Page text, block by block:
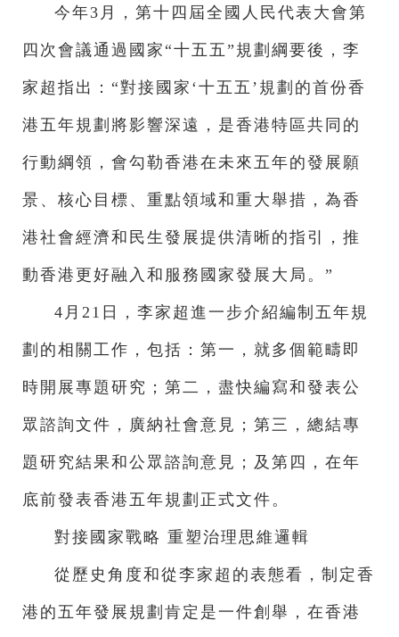
今年3月，第十四屆全國人民代表大會第
四次會議通過國家“十五五”規劃綱要後，李
家超指出：“對接國家‘十五五’規劃的首份香
港五年規劃將影響深遠，是香港特區共同的
行動綱領，會勾勒香港在未來五年的發展願
景、核心目標、重點領域和重大舉措，為香
港社會經濟和民生發展提供清晰的指引，推
動香港更好融入和服務國家發展大局。”
4月21日，李家超進一步介紹編制五年規
劃的相關工作，包括：第一，就多個範疇即
時開展專題研究；第二，盡快編寫和發表公
眾諮詢文件，廣納社會意見；第三，總結專
題研究結果和公眾諮詢意見；及第四，在年
底前發表香港五年規劃正式文件。
對接國家戰略 重塑治理思維邏輯
從歷史角度和從李家超的表態看，制定香
港的五年發展規劃肯定是一件創舉，在香港